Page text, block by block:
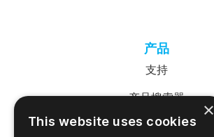
产品
支持
产品搜索器
SureTrend 登录
×
This website uses cookies